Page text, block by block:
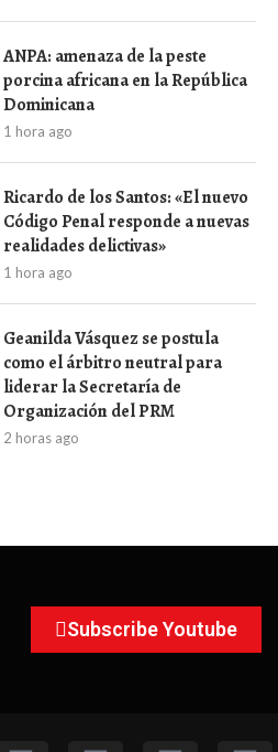
ANPA: amenaza de la peste
porcina africana en la República
Dominicana
1 hora ago
Ricardo de los Santos: «El nuevo
Código Penal responde a nuevas
realidades delictivas»
1 hora ago
Geanilda Vásquez se postula
como el árbitro neutral para
liderar la Secretaría de
Organización del PRM
2 horas ago
Subscribe Youtube